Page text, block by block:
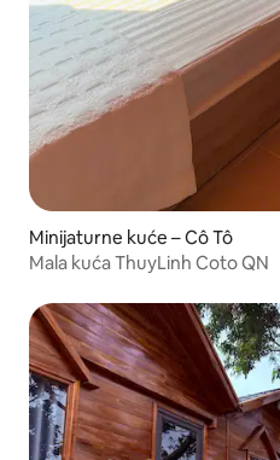
Minijaturne kuće – Cô Tô
Mala kuća ThuyLinh Coto QN